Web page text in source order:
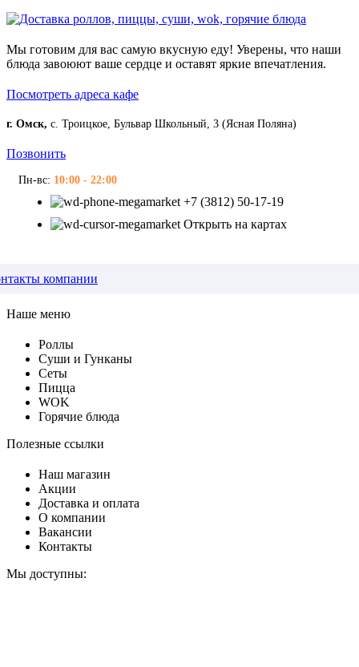
Мы готовим для вас самую вкусную еду! Уверены, что наши
блюда завоюют ваше сердце и оставят яркие впечатления.
Посмотреть адреса кафе
г. Омск, с. Троицкое, Бульвар Школьный, 3 (Ясная Поляна)
Позвонить
Пн-вс: 10:00 - 22:00
+7 (3812) 50-17-19
Открыть на картах
компании
Наше меню
Роллы
Суши и Гунканы
Сеты
Пицца
WOK
Горячие блюда
Полезные ссылки
Наш магазин
Акции
Доставка и оплата
О компании
Вакансии
Контакты
Мы доступны: